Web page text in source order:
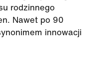
rodzinnego
Nawet po 90
innowacji